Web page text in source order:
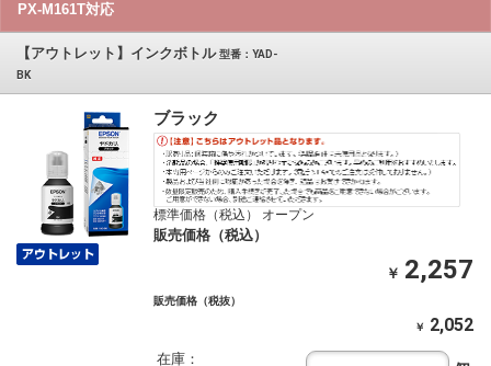
PX-M161T対応
【アウトレット】インクボトル型番：YAD-
BK
ブラック
標準価格（税込） オープン
販売価格（税込）
￥ 2,257
販売価格（税抜）
￥ 2,052
在庫：